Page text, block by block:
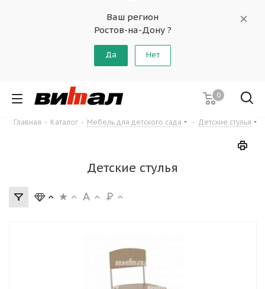
Ваш регион
Ростов-на-Дону ?
Да Нет
0
Главная - Каталог - Мебель для детского сада - Детские стулья
Детские стулья